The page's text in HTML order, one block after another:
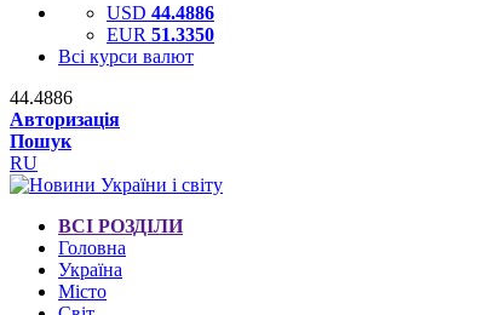
USD 44.4886
EUR 51.3350
Всі курси валют
44.4886
Авторизація
Пошук
RU
ВСІ РОЗДІЛИ
Головна
Україна
Місто